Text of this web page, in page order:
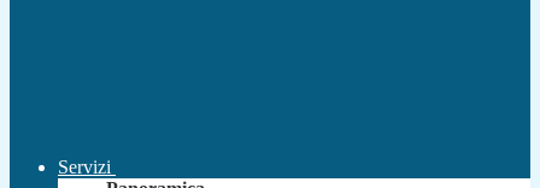
Servizi